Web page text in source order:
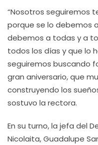
“Nosotros seguiremos
porque se lo debemos
debemos a todas y a
todos los días y que lo
seguiremos buscando
gran aniversario, que
construyendo los
sostuvo la rectora.
En su turno, la jefa del
Nicolaita, Guadalupe